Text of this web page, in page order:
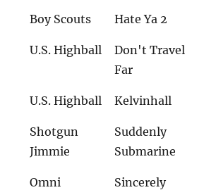
Boy Scouts Hate Ya 2
U.S. Highball
Don't Travel
Far
U.S. Highball Kelvinhall
Shotgun
Jimmie
Suddenly
Submarine
Omni
Sincerely